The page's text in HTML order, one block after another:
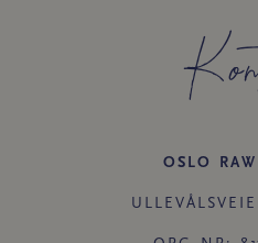
OSLO